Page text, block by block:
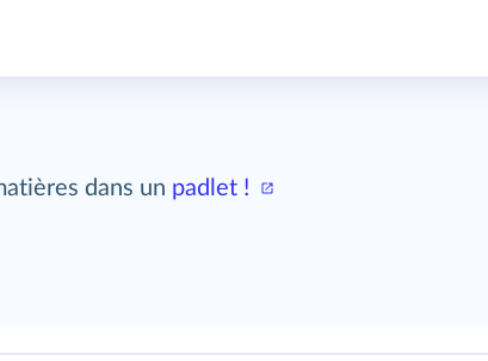
dans un padlet !